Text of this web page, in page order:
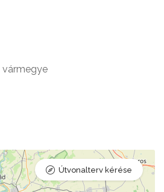
Útvonalterv kérése